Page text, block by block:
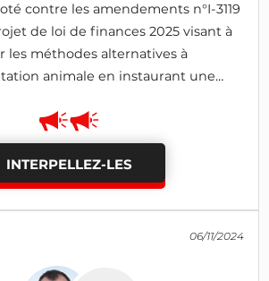
contre les amendements n°I-3119
de loi de finances 2025 visant à
les méthodes alternatives à
animale en instaurant une
INTERPELLEZ-LES
06/11/2024